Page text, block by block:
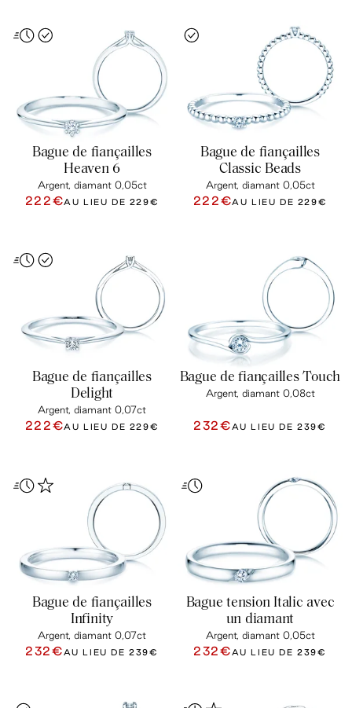
Bague de fiançailles
Heaven 6
Argent, diamant 0,05ct
222€AU LIEU DE 229€
Bague de fiançailles
Classic Beads
Argent, diamant 0,05ct
222€AU LIEU DE 229€
Bague de fiançailles
Delight
Argent, diamant 0,07ct
222€AU LIEU DE 229€
Bague de fiançailles Touch
Argent, diamant 0,08ct
232€AU LIEU DE239€
Bague de fiançailles
Infinity
Argent, diamant 0,07ct
232€AU LIEU DE239€
Bague tension Italic avec
un diamant
Argent, diamant 0,05ct
232€AU LIEU DE239€